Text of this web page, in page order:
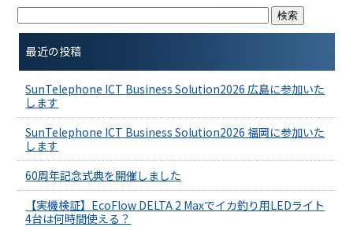
最近の投稿
SunTelephone ICT Business Solution2026 広島に参加いた
します
SunTelephone ICT Business Solution2026 福岡に参加いた
します
60周年記念式典を開催しました
【実機検証】EcoFlow DELTA 2 Maxでイカ釣り用LEDライト
4台は何時間使える？